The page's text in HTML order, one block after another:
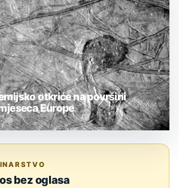
otkriće na površini
Europe
bez oglasa